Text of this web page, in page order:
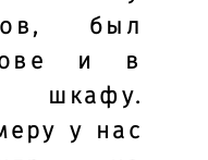
был
и в
у нас